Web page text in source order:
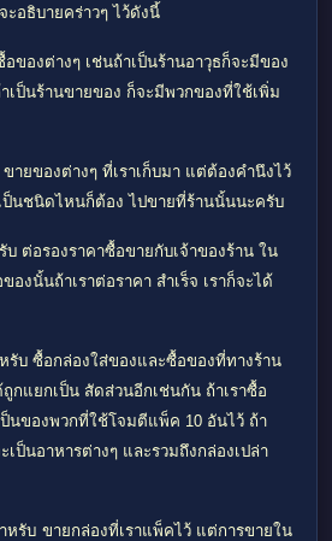
อธิบายคร่าวๆ ไว้ดังนี้
อของต่างๆ เช่นถ้าเป็นร้านอาวุธก็จะมีของ
เป็นร้านขายของ ก็จะมีพวกของที่ใช้เพิ่ม
ายของต่างๆ ที่เราเก็บมา แต่ต้องคำนึงไว้
ป็นชนิดไหนก็ต้อง ไปขายที่ร้านนั้นนะครับ
บ ต่อรองราคาซื้อขายกับเจ้าของร้าน ใน
องนั้นถ้าเราต่อราคา สำเร็จ เราก็จะได้
รับ ซื้อกล่องใส่ของและซื้อของที่ทางร้าน
กแยกเป็น สัดส่วนอีกเช่นกัน ถ้าเราซื้อ
นของพวกที่ใช้โจมตีแพ็ค 10 อันไว้ ถ้า
ป็นอาหารต่างๆ และรวมถึงกล่องเปล่า
หรับ ขายกล่องที่เราแพ็คไว้ แต่การขายใน